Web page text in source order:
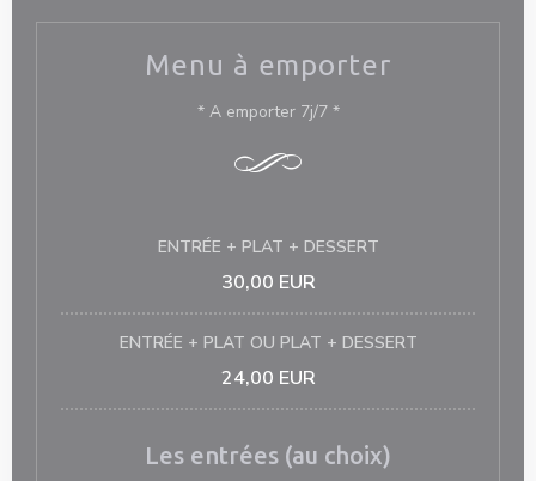
Menu à emporter
* A emporter 7j/7 *
ENTRÉE + PLAT + DESSERT
30,00 EUR
ENTRÉE + PLAT OU PLAT + DESSERT
24,00 EUR
Les entrées (au choix)